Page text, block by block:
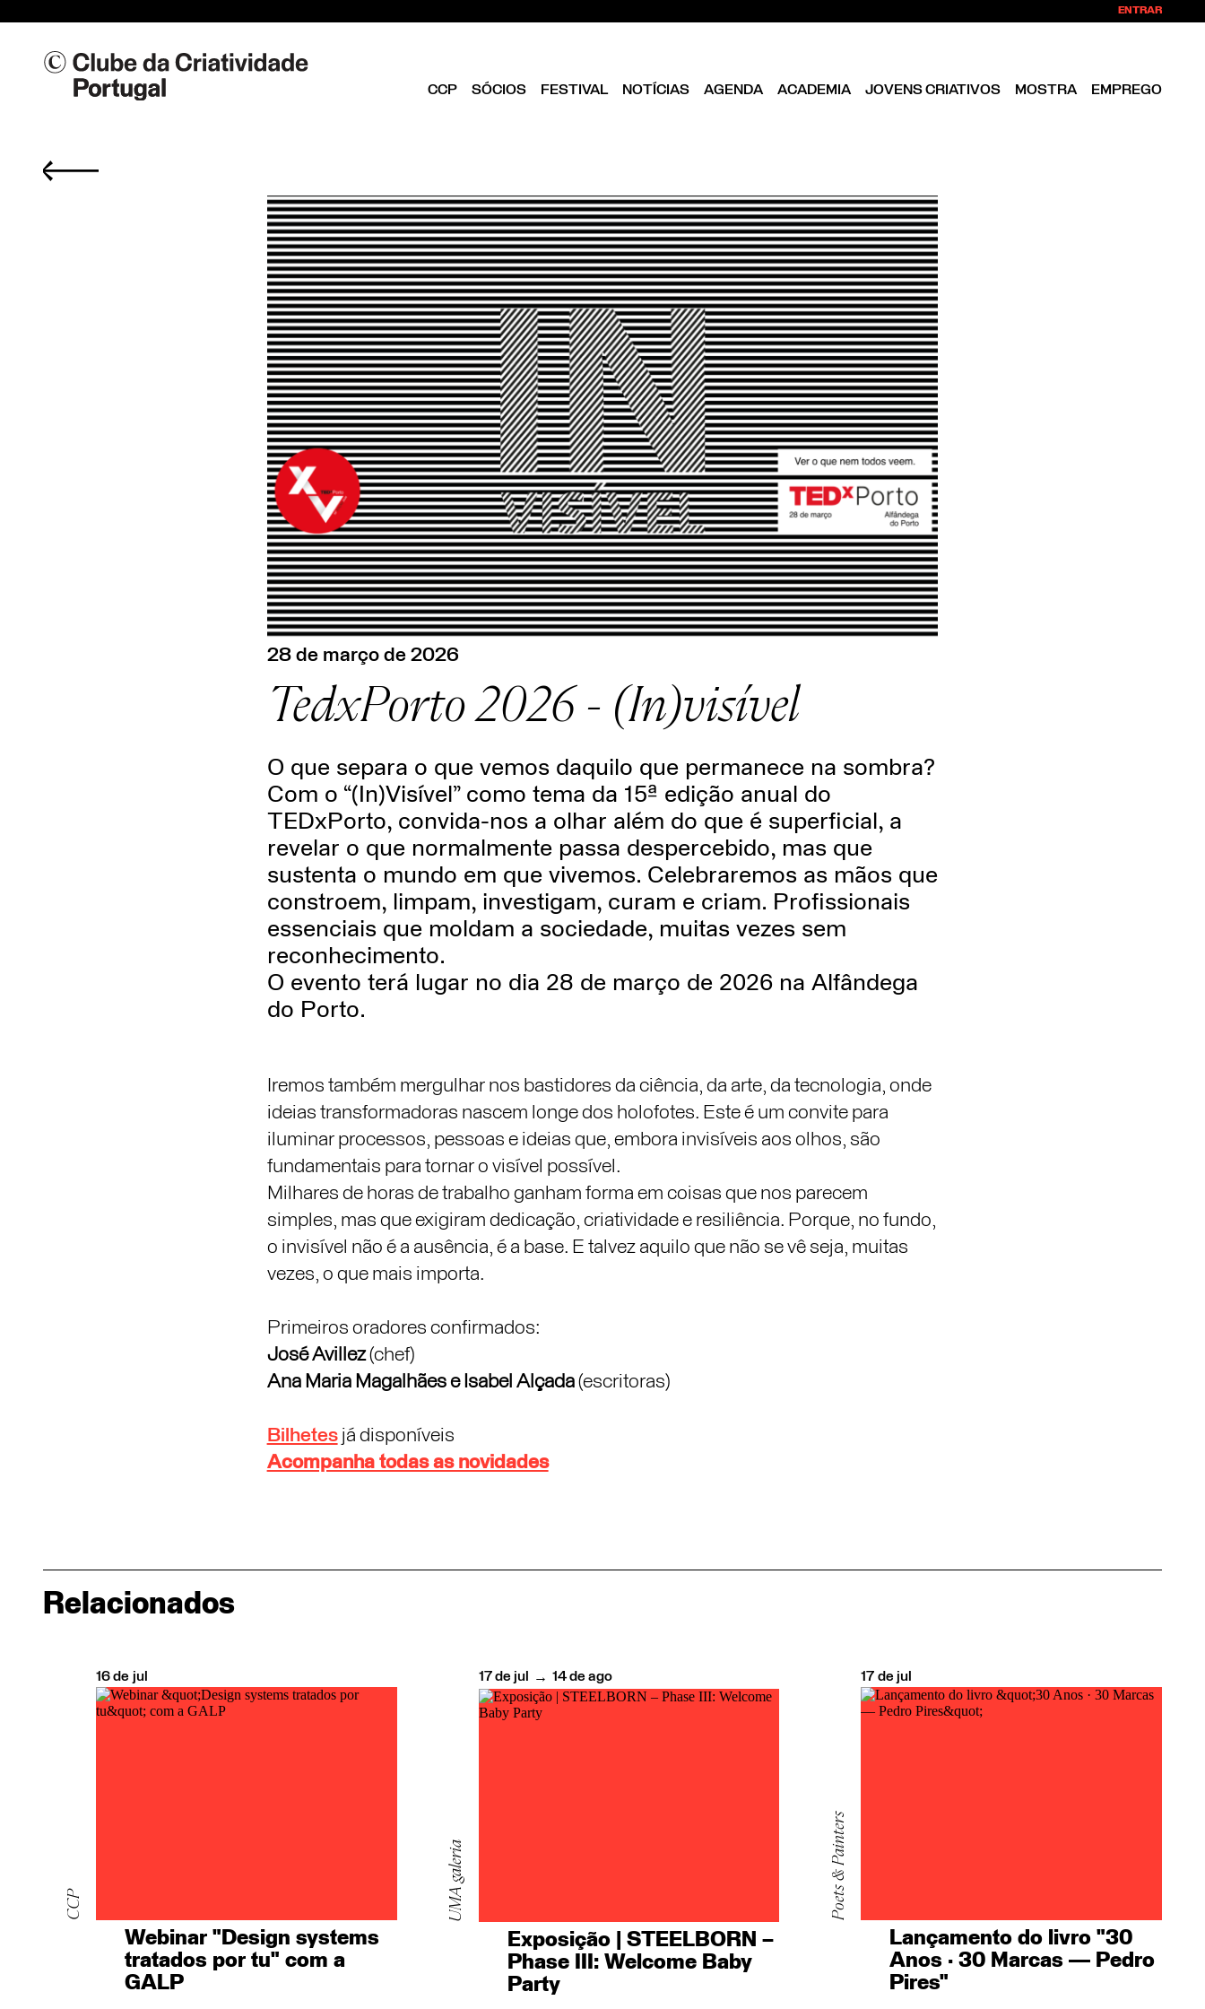
ENTRAR
CCP
DIREÇÃO
EQUIPA
ASSEMBLEIA GERAL
CONSELHO FISCAL
BIBLIOTECA CCP
PARCEIROS
EMPREENDEDORISMO
CRIATIVO DE LISBOA
SÓCIOS
FOLHA EM BRANCO
FESTIVAL
ILUSTRA33
NOTÍCIAS AGENDA ACADEMIA JOVENS CRIATIVOS MOSTRA EMPREGO
28 de março de 2026
TedxPorto 2026 - (In)visível
O que separa o que vemos daquilo que permanece na sombra?
Com o “(In)Visível” como tema da 15ª edição anual do
TEDxPorto, convida-nos a olhar além do que é superficial, a
revelar o que normalmente passa despercebido, mas que
sustenta o mundo em que vivemos. Celebraremos as mãos que
constroem, limpam, investigam, curam e criam. Profissionais
essenciais que moldam a sociedade, muitas vezes sem
reconhecimento.
O evento terá lugar no dia 28 de março de 2026 na Alfândega
do Porto.
Iremos também mergulhar nos bastidores da ciência, da arte, da tecnologia, onde
ideias transformadoras nascem longe dos holofotes. Este é um convite para
iluminar processos, pessoas e ideias que, embora invisíveis aos olhos, são
fundamentais para tornar o visível possível.
Milhares de horas de trabalho ganham forma em coisas que nos parecem
simples, mas que exigiram dedicação, criatividade e resiliência. Porque, no fundo,
o invisível não é a ausência, é a base. E talvez aquilo que não se vê seja, muitas
vezes, o que mais importa.
Primeiros oradores confirmados:
José Avillez(chef)
Ana Maria Magalhães e Isabel Alçada(escritoras)
Bilhetesjá disponíveis
Acompanha todas as novidades
Relacionados
16 de jul
CCP
Webinar "Design systems
tratados por tu" com a
GALP
17 de jul → 14 de ago
UMA galeria
Exposição | STEELBORN –
Phase III: Welcome Baby
Party
17 de jul
Poets & Painters
Lançamento do livro "30
Anos · 30 Marcas — Pedro
Pires"